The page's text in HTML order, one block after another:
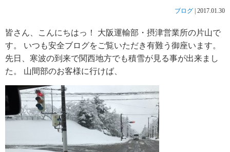
ブログ 2017.01.30
皆さん、こんにちはっ！ 大阪運輸部・摂津営業所の片山で
す。 いつも安全ブログをご覧いただき有難う御座います。
先日、寒波の到来で関西地方でも積雪が見る事が出来まし
た。 山間部のお客様に行けば、